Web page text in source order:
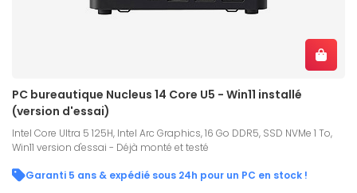
PC bureautique Nucleus 14 Core U5 - Win11 installé
(version d'essai)
Intel Core Ultra 5 125H, Intel Arc Graphics, 16 Go DDR5, SSD NVMe 1 To,
Win11 version d'essai - Déjà monté et testé
Garanti 5 ans & expédié sous 24h pour un PC en stock !